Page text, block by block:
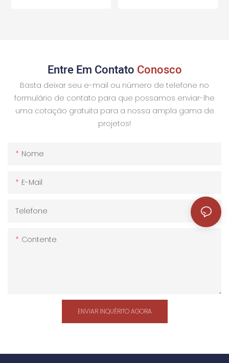
Entre Em Contato Conosco
Basta deixar seu e-mail ou número de telefone no
formulário de contato para que possamos enviar-lhe
uma cotação gratuita para a nossa ampla gama de
projetos!
Nome
E-Mail
Telefone
Contente
ENVIAR INQUÉRITO AGORA